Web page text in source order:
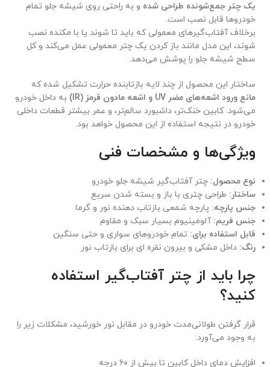
یک چتر جمع‌شونده طراحی شده و به راحتی روی شیشه جلو تمام
خودروها قابل نصب است.
برخلاف آفتاب‌گیرهای معمولی که باید تا شوند یا با مکنده نصب
شوند، این مدل مانند باز کردن یک چتر معمولی عمل می‌کند و کل
سطح شیشه جلو را پوشش می‌دهد.
ساختار این محصول از چند لایه بازتابنده حرارت تشکیل شده که
مانع ورود اشعه‌های مضر UV و اشعه مادون قرمز (IR)
به داخل خودرو
می‌شود. کابین خنک‌تر، داشبورد سالم‌تر، و عمر بیشتر قطعات داخلی
خودرو در نتیجه استفاده از این محصول خواهد بود.
ویژگی‌ها و مشخصات فنی
نوع محصول: چتر آفتاب‌گیر شیشه جلو خودرو
ساختار: طراحی چتری با باز و بسته شدن سریع
جنس پارچه: پارچه شمعی بازتاب دهنده نور و گرما
جنس فریم:آلومینیوم بسیار سبک و مقاوم
قابل استفاده برای: تمام خودروهای سواری و حتی سنگین
رنگ: داخل مشکی و بیرون نقره ای برای بازتاب نور
چرا باید از چتر آفتاب‌گیر استفاده
کنید؟
قرار گرفتن طولانی‌مدت خودرو در مقابل نور خورشید، مشکلات زیر را
به وجود می‌آورد:
افزایش دمای داخل کابین تا بیش از ۶۰ درجه